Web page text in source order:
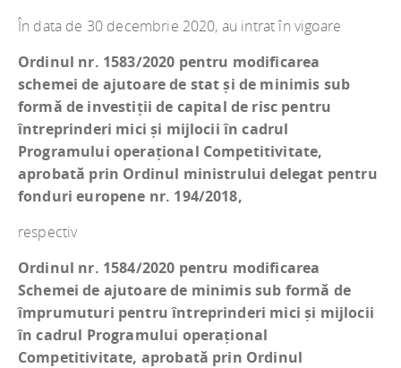
În data de 30 decembrie 2020, au intrat în vigoare
Ordinul nr. 1583/2020 pentru modificarea
schemei de ajutoare de stat și de minimis sub
formă de investiții de capital de risc pentru
întreprinderi mici și mijlocii în cadrul
Programului operațional Competitivitate,
aprobată prin Ordinul ministrului delegat pentru
fonduri europene nr. 194/2018,
respectiv
Ordinul nr. 1584/2020 pentru modificarea
Schemei de ajutoare de minimis sub formă de
împrumuturi pentru întreprinderi mici și mijlocii
în cadrul Programului operațional
Competitivitate, aprobată prin Ordinul